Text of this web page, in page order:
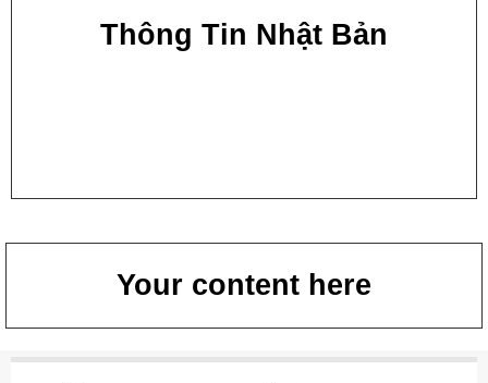
Thông Tin Nhật Bản
Your content here